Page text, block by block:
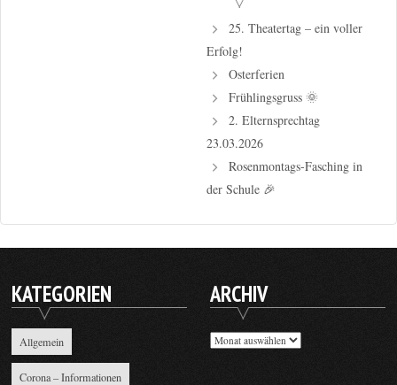
25. Theatertag – ein voller
Erfolg!
Osterferien
Frühlingsgruss 🌞
2. Elternsprechtag
23.03.2026
Rosenmontags-Fasching in
der Schule 🎉
KATEGORIEN
Allgemein
Corona – Informationen
ARCHIV
Archiv